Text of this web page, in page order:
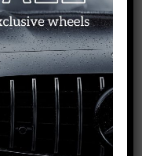
stránku v tomto